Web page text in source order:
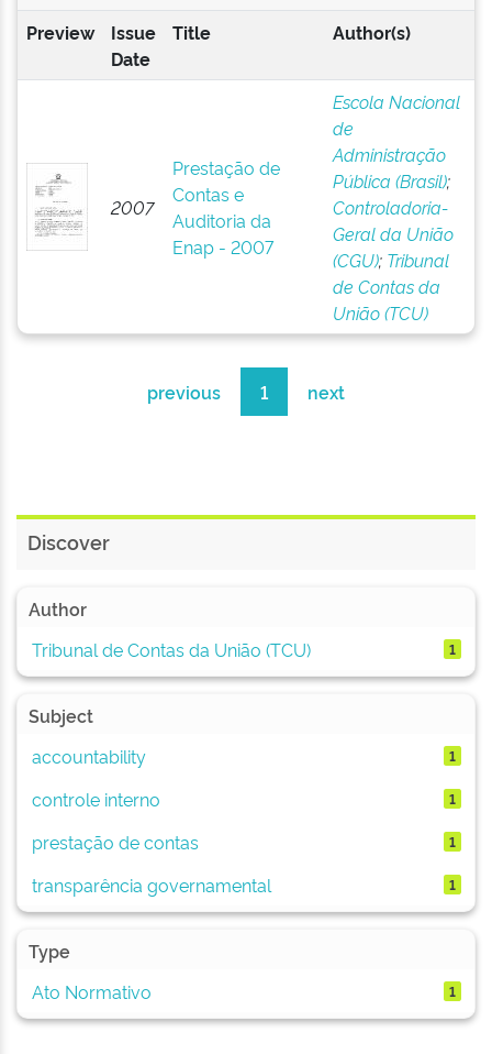
Preview
Issue
Date
Title Author(s)
2007
Prestação de
Contas e
Auditoria da
Enap - 2007
Escola Nacional
de
Administração
Pública (Brasil);
Controladoria-
Geral da União
(CGU); Tribunal
de Contas da
União (TCU)
previous 1 next
Discover
Author
Tribunal de Contas da União (TCU)
1
Subject
accountability
1
controle interno 1
prestação de contas 1
transparência governamental 1
Type
Ato Normativo
1